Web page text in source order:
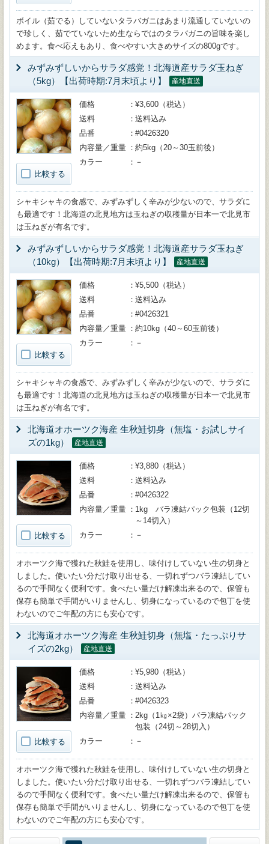
ボイル（茹でる）していないタラバガニはあまり流通していないの
で珍しく、茹でていないため生ならではのタラバガニの旨味を楽し
めます。食べ応えもあり、食べやすい大きめサイズの800gです。
みずみずしいからサラダ感覚！北海道産サラダ玉ねぎ
（5kg）【出荷時期:7月末頃より】
産地直送
比較する
価格
¥3,600（税込）
送料
送料込み
品番
#0426320
内容量／重量
約5kg（20～30玉前後）
カラー
－
シャキシャキの食感で、みずみずしく辛みが少ないので、サラダに
も最適です！北海道の北見地方は玉ねぎの収穫量が日本一で北見市
は玉ねぎが有名です。
みずみずしいからサラダ感覚！北海道産サラダ玉ねぎ
（10kg）【出荷時期:7月末頃より】
産地直送
比較する
価格
¥5,500（税込）
送料
送料込み
品番
#0426321
内容量／重量
約10kg（40～60玉前後）
カラー
－
シャキシャキの食感で、みずみずしく辛みが少ないので、サラダに
も最適です！北海道の北見地方は玉ねぎの収穫量が日本一で北見市
は玉ねぎが有名です。
北海道オホーツク海産 生秋鮭切身（無塩・お試しサイ
ズの1kg）
産地直送
比較する
価格
¥3,880（税込）
送料
送料込み
品番
#0426322
内容量／重量
1kg バラ凍結パック包装（12切
～14切入）
カラー
－
オホーツク海で獲れた秋鮭を使用し、味付けしていない生の切身と
しました。使いたい分だけ取り出せる、一切れずつバラ凍結してい
るので手間なく便利です。食べたい量だけ解凍出来るので、保管も
保存も簡単で手間がいりませんし、切身になっているので包丁を使
わないのでご年配の方にも安心です。
北海道オホーツク海産 生秋鮭切身（無塩・たっぷりサ
イズの2kg）
産地直送
比較する
価格
¥5,980（税込）
送料
送料込み
品番
#0426323
内容量／重量
2kg（1㎏×2袋）バラ凍結パック
包装（24切～28切入）
カラー
－
オホーツク海で獲れた秋鮭を使用し、味付けしていない生の切身と
しました。使いたい分だけ取り出せる、一切れずつバラ凍結してい
るので手間なく便利です。食べたい量だけ解凍出来るので、保管も
保存も簡単で手間がいりませんし、切身になっているので包丁を使
わないのでご年配の方にも安心です。